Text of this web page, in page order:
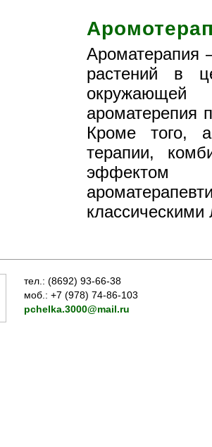
Ароматерапия
растений в
окружающей
ароматерепия
Кроме того,
терапии,
эффектом
тел.: (8692) 93-66-38
моб.: +7 (978) 74-86-103
pchelka.3000@mail.ru